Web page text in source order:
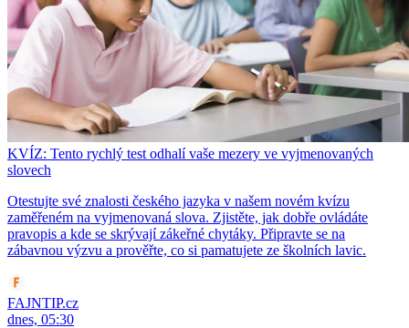
KVÍZ: Tento rychlý test odhalí vaše mezery ve vyjmenovaných
slovech
Otestujte své znalosti českého jazyka v našem novém kvízu
zaměřeném na vyjmenovaná slova. Zjistěte, jak dobře ovládáte
pravopis a kde se skrývají zákeřné chytáky. Připravte se na
zábavnou výzvu a prověřte, co si pamatujete ze školních lavic.
FAJNTIP.cz
dnes, 05:30